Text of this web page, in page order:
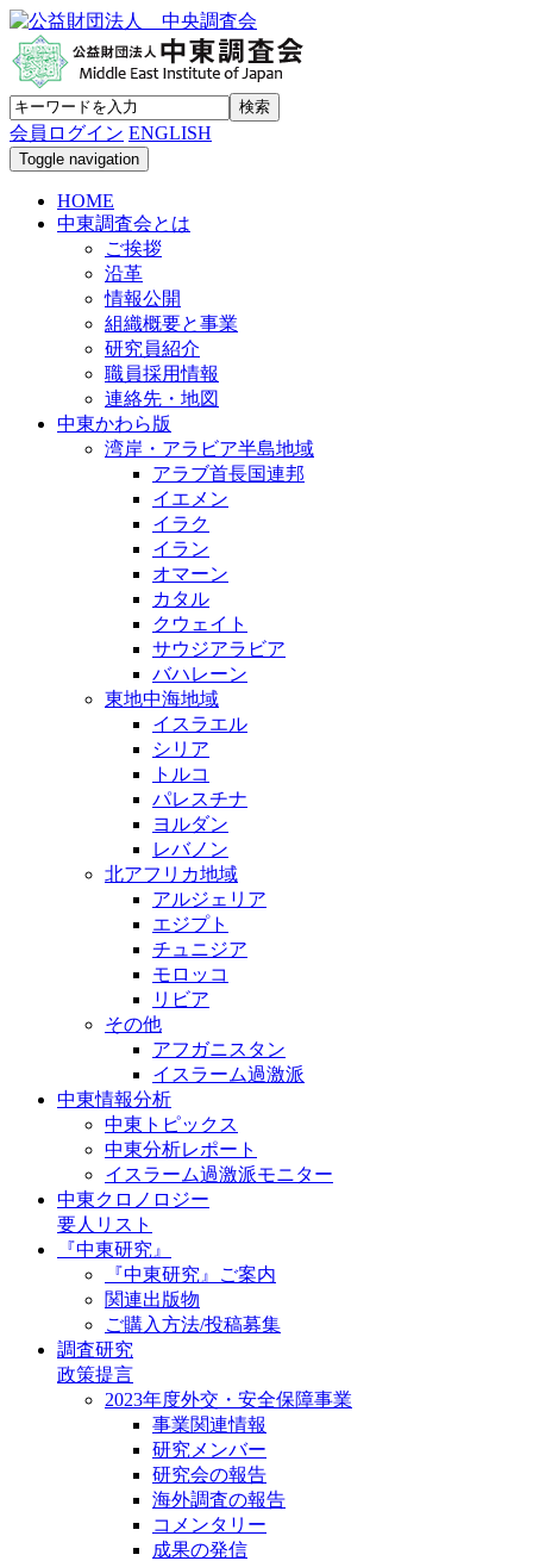
会員ログイン ENGLISH
Toggle navigation
HOME
中東調査会とは
ご挨拶
沿革
情報公開
組織概要と事業
研究員紹介
職員採用情報
連絡先・地図
中東かわら版
湾岸・アラビア半島地域
アラブ首長国連邦
イエメン
イラク
イラン
オマーン
カタル
クウェイト
サウジアラビア
バハレーン
東地中海地域
イスラエル
シリア
トルコ
パレスチナ
ヨルダン
レバノン
北アフリカ地域
アルジェリア
エジプト
チュニジア
モロッコ
リビア
その他
アフガニスタン
イスラーム過激派
中東情報分析
中東トピックス
中東分析レポート
イスラーム過激派モニター
中東クロノロジー
要人リスト
『中東研究』
『中東研究』ご案内
関連出版物
ご購入方法/投稿募集
調査研究
政策提言
2023年度外交・安全保障事業
事業関連情報
研究メンバー
研究会の報告
海外調査の報告
コメンタリー
成果の発信